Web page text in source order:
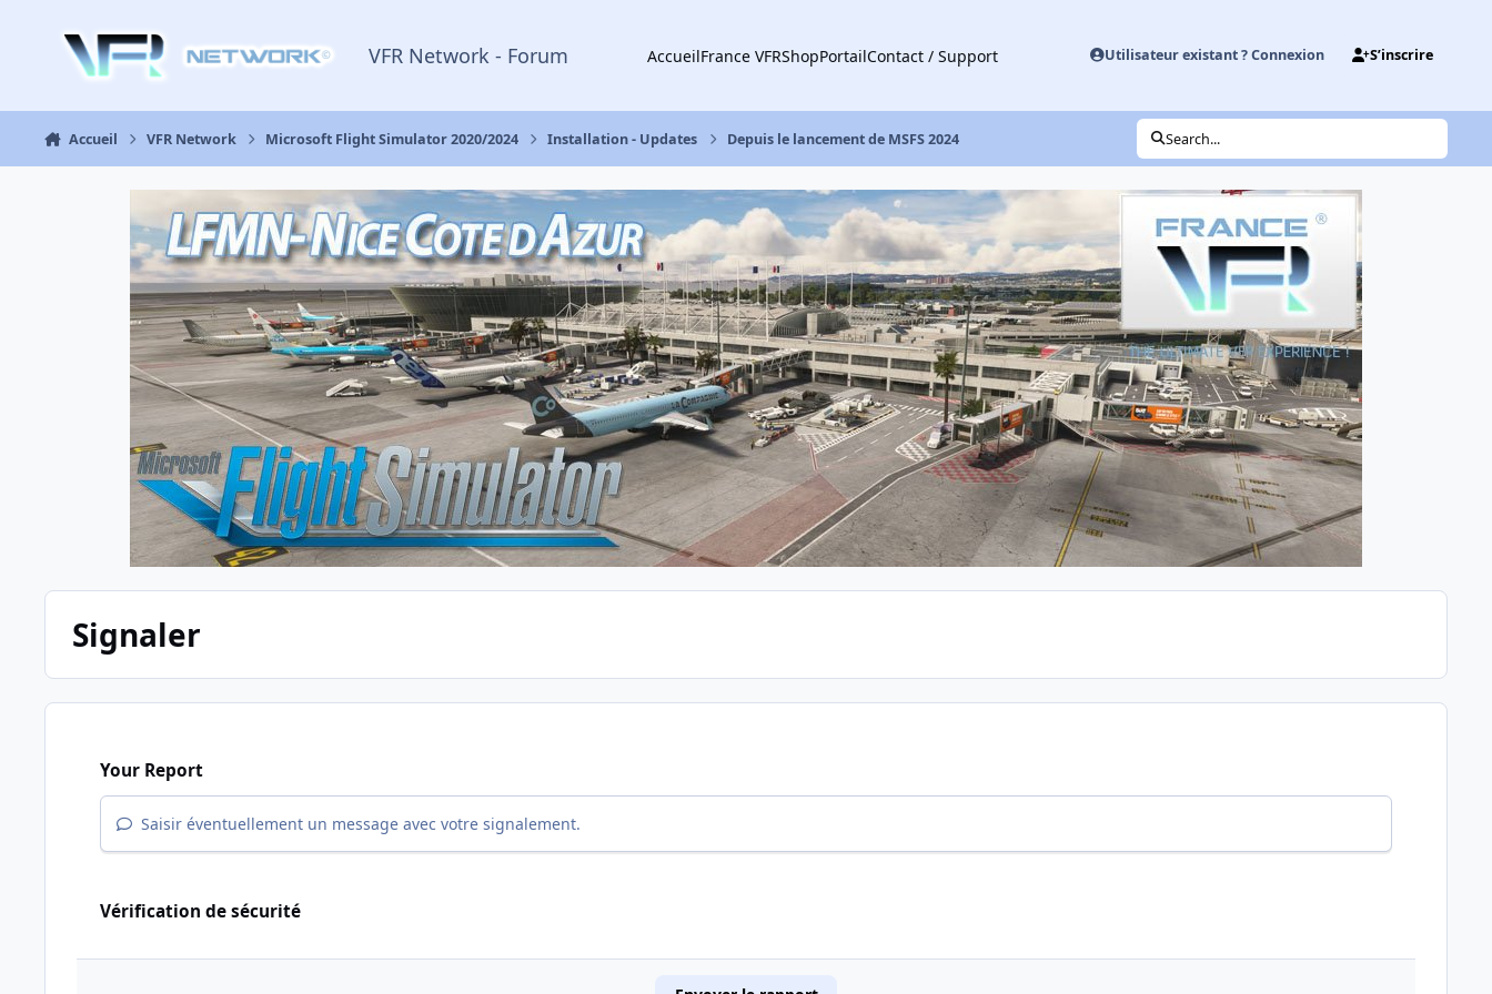
VFR Network - Forum AccueilFrance VFRShopPortailContact / Support Utilisateur existant ? Connexion S’inscrire
Accueil VFR Network Microsoft Flight Simulator 2020/2024 Installation - Updates Depuis le lancement de MSFS 2024 Search...
Signaler
Your Report
Saisir éventuellement un message avec votre signalement.
Vérification de sécurité